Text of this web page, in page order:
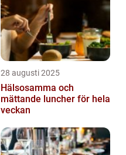
28 augusti 2025
Hälsosamma och
mättande luncher för hela
veckan